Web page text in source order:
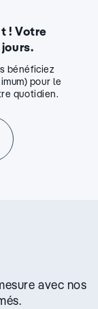
! Votre
bénéficiez
pour le
quotidien.
avec nos